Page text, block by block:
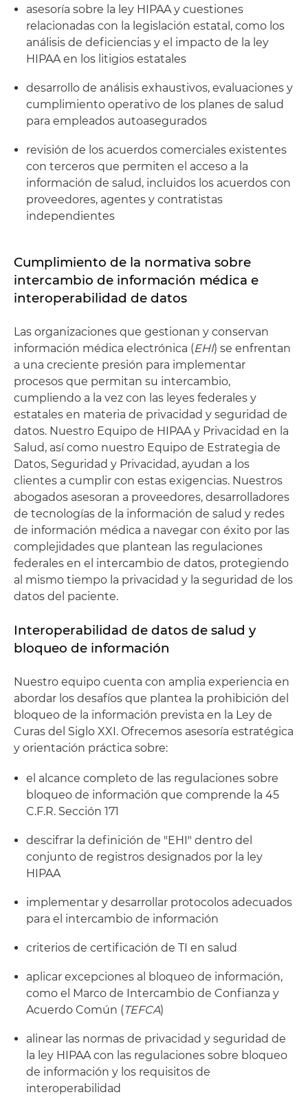
asesoría sobre la ley HIPAA y cuestiones
relacionadas con la legislación estatal, como los
análisis de deficiencias y el impacto de la ley
HIPAA en los litigios estatales
desarrollo de análisis exhaustivos, evaluaciones y
cumplimiento operativo de los planes de salud
para empleados autoasegurados
revisión de los acuerdos comerciales existentes
con terceros que permiten el acceso a la
información de salud, incluidos los acuerdos con
proveedores, agentes y contratistas
independientes
Cumplimiento de la normativa sobre
intercambio de información médica e
interoperabilidad de datos
Las organizaciones que gestionan y conservan
información médica electrónica (EHI) se enfrentan
a una creciente presión para implementar
procesos que permitan su intercambio,
cumpliendo a la vez con las leyes federales y
estatales en materia de privacidad y seguridad de
datos. Nuestro Equipo de HIPAA y Privacidad en la
Salud, así como nuestro Equipo de Estrategia de
Datos, Seguridad y Privacidad, ayudan a los
clientes a cumplir con estas exigencias. Nuestros
abogados asesoran a proveedores, desarrolladores
de tecnologías de la información de salud y redes
de información médica a navegar con éxito por las
complejidades que plantean las regulaciones
federales en el intercambio de datos, protegiendo
al mismo tiempo la privacidad y la seguridad de los
datos del paciente.
Interoperabilidad de datos de salud y
bloqueo de información
Nuestro equipo cuenta con amplia experiencia en
abordar los desafíos que plantea la prohibición del
bloqueo de la información prevista en la Ley de
Curas del Siglo XXI. Ofrecemos asesoría estratégica
y orientación práctica sobre:
el alcance completo de las regulaciones sobre
bloqueo de información que comprende la 45
C.F.R. Sección 171
descifrar la definición de "EHI" dentro del
conjunto de registros designados por la ley
HIPAA
implementar y desarrollar protocolos adecuados
para el intercambio de información
criterios de certificación de TI en salud
aplicar excepciones al bloqueo de información,
como el Marco de Intercambio de Confianza y
Acuerdo Común (TEFCA)
alinear las normas de privacidad y seguridad de
la ley HIPAA con las regulaciones sobre bloqueo
de información y los requisitos de
interoperabilidad